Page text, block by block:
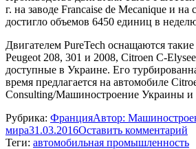
г. на заводе Francaise de Mecanique и
достигло объемов 6450 единиц в
Двигателем PureTech оснащаются
Peugeot 208, 301 и 2008, Citroen C-
доступные в Украине. Его
время предлагается на автомобиле
Consulting/Машиностроение Украины и
Рубрика: ФранцияАвтор:
мира31.03.2016Оставить комментарий
Теги: автомобильная промышленность